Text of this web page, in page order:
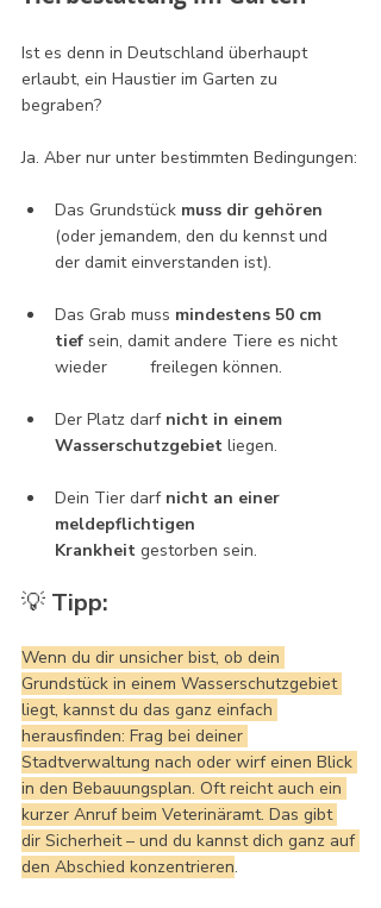
Ist es denn in Deutschland überhaupt
erlaubt, ein Haustier im Garten zu
begraben?
Ja. Aber nur unter bestimmten Bedingungen:
Das Grundstück muss dir gehören
(oder jemandem, den du kennst und
der damit einverstanden ist).
Das Grab muss mindestens 50 cm
tief sein, damit andere Tiere es nicht
wieder 	freilegen können.
Der Platz darf nicht in einem
Wasserschutzgebiet liegen.
Dein Tier darf nicht an einer
meldepflichtigen
Krankheit gestorben sein.
💡 Tipp:
Wenn du dir unsicher bist, ob dein
Grundstück in einem Wasserschutzgebiet
liegt, kannst du das ganz einfach
herausfinden: Frag bei deiner
Stadtverwaltung nach oder wirf einen Blick
in den Bebauungsplan. Oft reicht auch ein
kurzer Anruf beim Veterinäramt. Das gibt
dir Sicherheit – und du kannst dich ganz auf
den Abschied konzentrieren.